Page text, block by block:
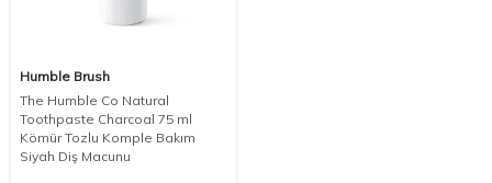
Humble Brush
The Humble Co Natural
Toothpaste Charcoal 75 ml
Kömür Tozlu Komple Bakım
Siyah Diş Macunu